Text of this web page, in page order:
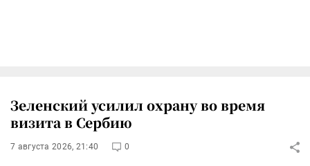
Зеленский усилил охрану во время
визита в Сербию
7 августа 2026, 21:40 0